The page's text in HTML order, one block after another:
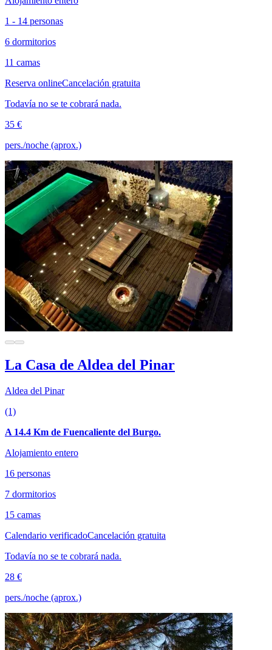
1 - 14 personas
6 dormitorios
11 camas
Reserva onlineCancelación gratuita
Todavía no se te cobrará nada.
35 €
pers./noche (aprox.)
La Casa de Aldea del Pinar
Aldea del Pinar
(1)
A 14.4 Km de Fuencaliente del Burgo.
Alojamiento entero
16 personas
7 dormitorios
15 camas
Calendario verificadoCancelación gratuita
Todavía no se te cobrará nada.
28 €
pers./noche (aprox.)